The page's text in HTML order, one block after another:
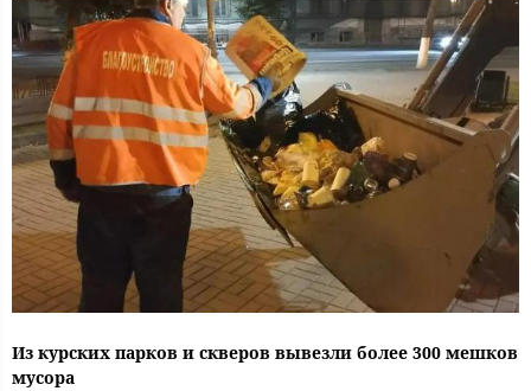
Из курских парков и скверов вывезли более 300 мешков
мусора